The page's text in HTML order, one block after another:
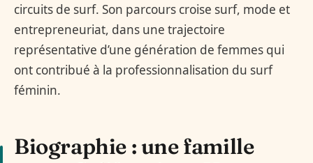
circuits de surf. Son parcours croise surf, mode et
entrepreneuriat, dans une trajectoire
représentative d’une génération de femmes qui
ont contribué à la professionnalisation du surf
féminin.
Biographie : une famille